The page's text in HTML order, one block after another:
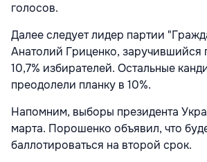
голосов.
Далее следует лидер партии
Анатолий Гриценко, заручившийся
10,7% избирателей. Остальные
преодолели планку в 10%.
Напомним, выборы президента
марта. Порошенко объявил, что
баллотироваться на второй срок.